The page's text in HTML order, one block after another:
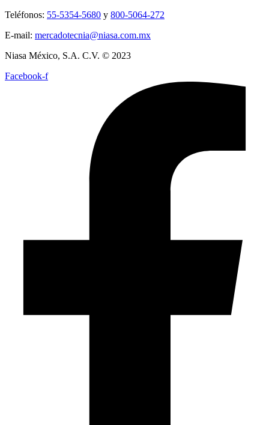
Teléfonos: 55-5354-5680 y 800-5064-272
E-mail: mercadotecnia@niasa.com.mx
Niasa México, S.A. C.V. © 2023
Facebook-f